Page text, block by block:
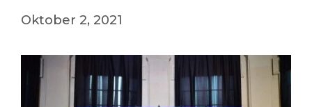
Oktober 2, 2021